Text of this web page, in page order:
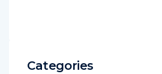
Categories